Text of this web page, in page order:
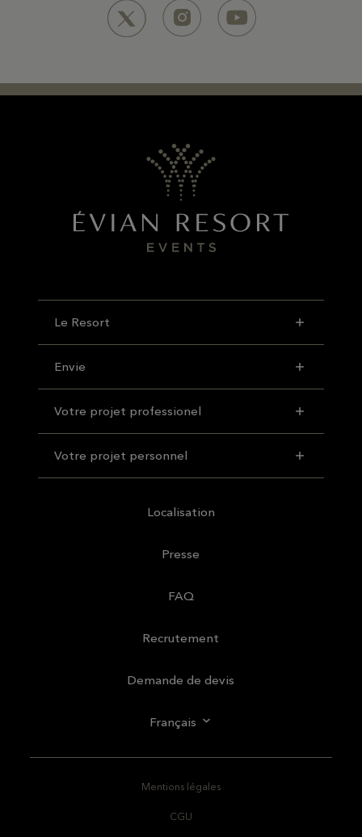
Le Resort
Envie
Votre projet professionel
Votre projet personnel
Localisation
Presse
FAQ
Recrutement
Demande de devis
Français
Mentions légales
CGU